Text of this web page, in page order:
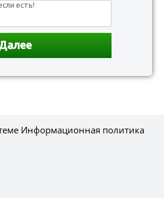
Информационная политика